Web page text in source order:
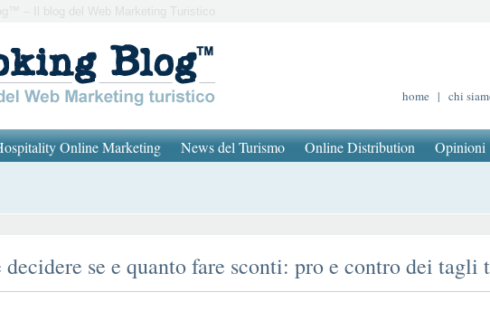
– Il blog del Web Marketing Turistico
home | chi
Online Marketing News del Turismo Online Distribution Opinioni
decidere se e quanto fare sconti: pro e contro dei tagli